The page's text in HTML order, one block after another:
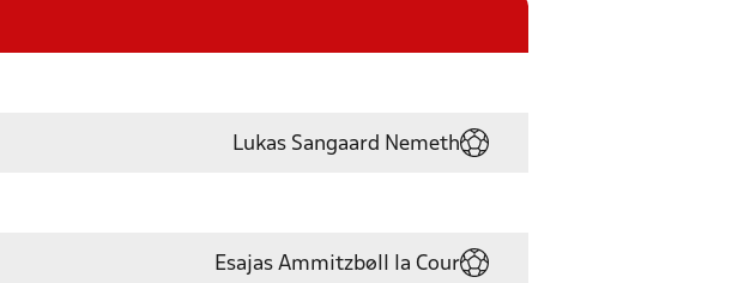
Lukas Sangaard Nemeth
Esajas Ammitzbøll la Cour